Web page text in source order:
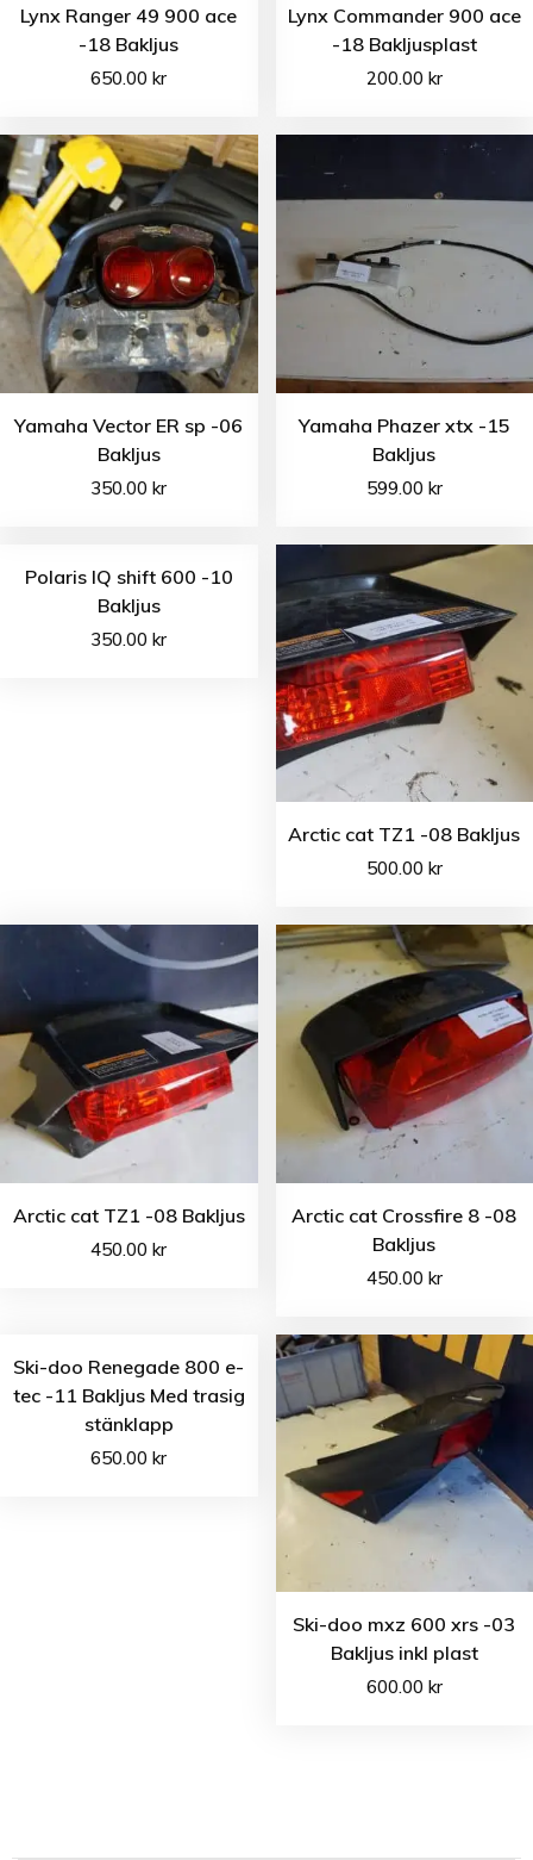
Lynx Ranger 49 900 ace
-18 Bakljus
650.00kr
Lynx Commander 900 ace
-18 Bakljusplast
200.00 kr
Yamaha Vector ER sp -06
Bakljus
350.00kr
Yamaha Phazer xtx -15
Bakljus
599.00 kr
Polaris IQ shift 600 -10
Bakljus
350.00kr
Arctic cat TZ1 -08 Bakljus
500.00 kr
Arctic cat TZ1 -08 Bakljus
450.00kr
Arctic cat Crossfire 8 -08
Bakljus
450.00 kr
Ski-doo Renegade 800 e-
tec -11 Bakljus Med trasig
stänklapp
650.00kr
Ski-doo mxz 600 xrs -03
Bakljus inkl plast
600.00 kr